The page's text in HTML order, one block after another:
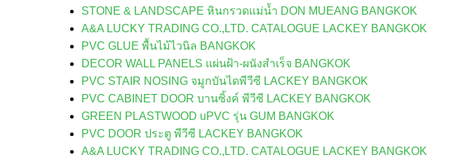
STONE & LANDSCAPE หินกรวดแม่น้ำ DON MUEANG BANGKOK
A&A LUCKY TRADING CO.,LTD. CATALOGUE LACKEY BANGKOK
PVC GLUE พื้นไม้ไวนิล BANGKOK
DECOR WALL PANELS แผ่นฝ้า-ผนังสำเร็จ BANGKOK
PVC STAIR NOSING จมูกบันไดพีวีซี LACKEY BANGKOK
PVC CABINET DOOR บานซิ้งค์ พีวีซี LACKEY BANGKOK
GREEN PLASTWOOD uPVC รุ่น GUM BANGKOK
PVC DOOR ประตู พีวีซี LACKEY BANGKOK
A&A LUCKY TRADING CO.,LTD. CATALOGUE LACKEY BANGKOK